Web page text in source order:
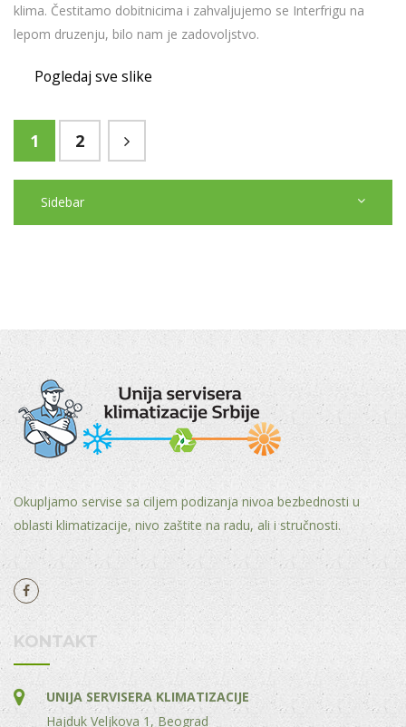
klima. Čestitamo dobitnicima i zahvaljujemo se Interfrigu na
lepom druzenju, bilo nam je zadovoljstvo.
Pogledaj sve slike
1 2
Sidebar
Okupljamo servise sa ciljem podizanja nivoa bezbednosti u
oblasti klimatizacije, nivo zaštite na radu, ali i stručnosti.
KONTAKT
UNIJA SERVISERA KLIMATIZACIJE
Hajduk Veljkova 1, Beograd